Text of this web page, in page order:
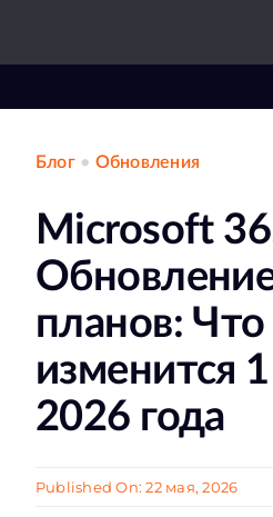
Блог• Обновления
Microsoft
планов: Что
изменится
2026 года
Published On: 22 мая, 2026